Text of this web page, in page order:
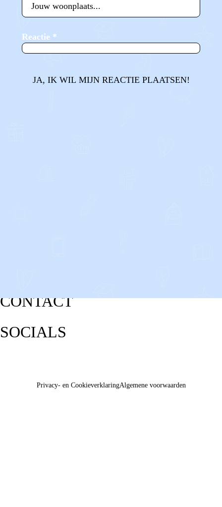
Reactie *
JA, IK WIL MIJN REACTIE PLAATSEN!
CONTACT
SOCIALS
Privacy- en CookieverklaringAlgemene voorwaarden